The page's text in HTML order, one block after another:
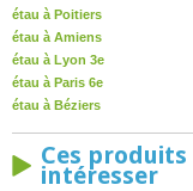
étau à Poitiers
étau à Amiens
étau à Lyon 3e
étau à Paris 6e
étau à Béziers
Ces
intéresser